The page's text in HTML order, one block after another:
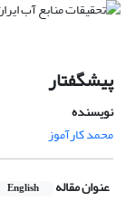
پیشگفتار
نویسنده
محمد کارآموز
عنوان مقاله English